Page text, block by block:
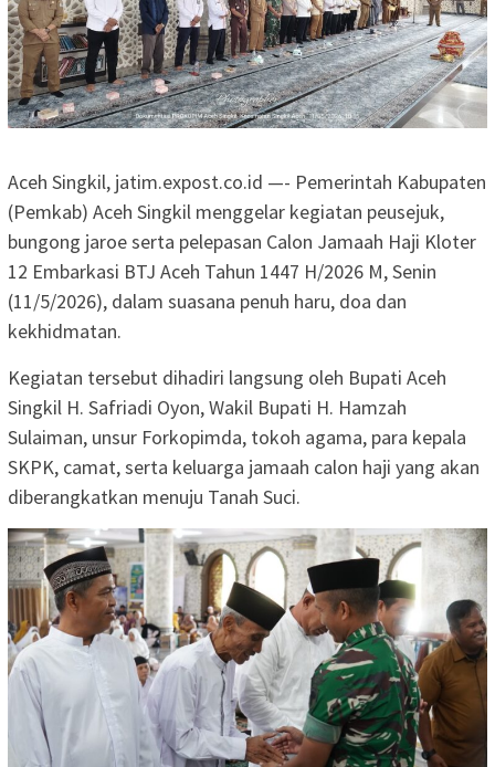
Aceh Singkil, jatim.expost.co.id —- Pemerintah Kabupaten
(Pemkab) Aceh Singkil menggelar kegiatan peusejuk,
bungong jaroe serta pelepasan Calon Jamaah Haji Kloter
12 Embarkasi BTJ Aceh Tahun 1447 H/2026 M, Senin
(11/5/2026), dalam suasana penuh haru, doa dan
kekhidmatan.
Kegiatan tersebut dihadiri langsung oleh Bupati Aceh
Singkil H. Safriadi Oyon, Wakil Bupati H. Hamzah
Sulaiman, unsur Forkopimda, tokoh agama, para kepala
SKPK, camat, serta keluarga jamaah calon haji yang akan
diberangkatkan menuju Tanah Suci.